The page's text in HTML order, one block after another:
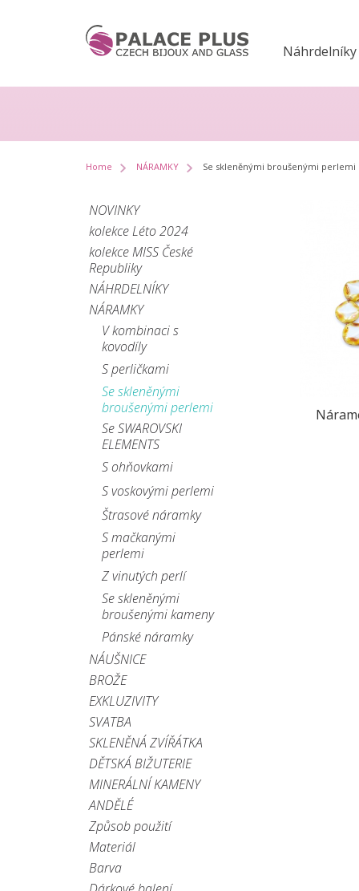
Náhrdelníky
Home NÁRAMKY Se skleněnými broušenými perlemi
NOVINKY
kolekce Léto 2024
kolekce MISS České
Republiky
NÁHRDELNÍKY
NÁRAMKY
V kombinaci s
kovodíly
S perličkami
Se skleněnými
broušenými perlemi
Se SWAROVSKI
ELEMENTS
S ohňovkami
S voskovými perlemi
Štrasové náramky
S mačkanými
perlemi
Z vinutých perlí
Se skleněnými
broušenými kameny
Pánské náramky
NÁUŠNICE
BROŽE
EXKLUZIVITY
SVATBA
SKLENĚNÁ ZVÍŘÁTKA
DĚTSKÁ BIŽUTERIE
MINERÁLNÍ KAMENY
ANDĚLÉ
Způsob použití
Materiál
Barva